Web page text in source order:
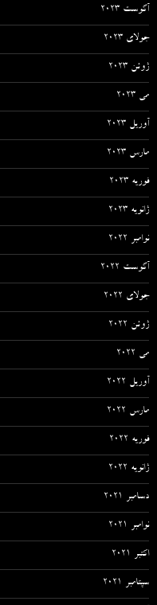
آگوست 2023
جولای 2023
ژوئن 2023
می 2023
آوریل 2023
مارس 2023
فوریه 2023
ژانویه 2023
نوامبر 2022
آگوست 2022
جولای 2022
ژوئن 2022
می 2022
آوریل 2022
مارس 2022
فوریه 2022
ژانویه 2022
دسامبر 2021
نوامبر 2021
اکتبر 2021
سپتامبر 2021